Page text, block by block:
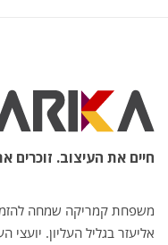
חיים את העיצוב. זוכרים
משפחת קמריקה שמחה
אליעזר בגליל העליון. יועצי